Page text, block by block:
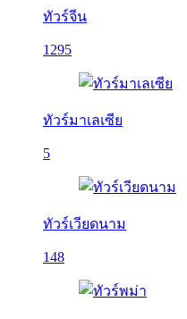
ทัวร์จีน
1295
ทัวร์มาเลเซีย
5
ทัวร์เวียดนาม
148